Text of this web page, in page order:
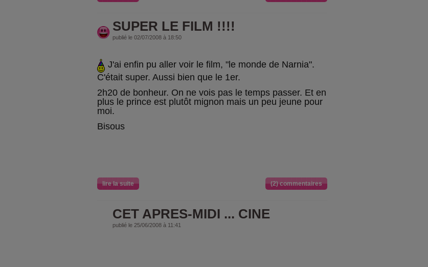
SUPER LE FILM !!!!
publié le 02/07/2008 à 18:50
J'ai enfin pu aller voir le film, "le monde de Narnia".
C'était super. Aussi bien que le 1er.
2h20 de bonheur. On ne vois pas le temps passer. Et en
plus le prince est plutôt mignon mais un peu jeune pour
moi.
Bisous
lire la suite (2) commentaires
CET APRES-MIDI ... CINE
publié le 25/06/2008 à 11:41